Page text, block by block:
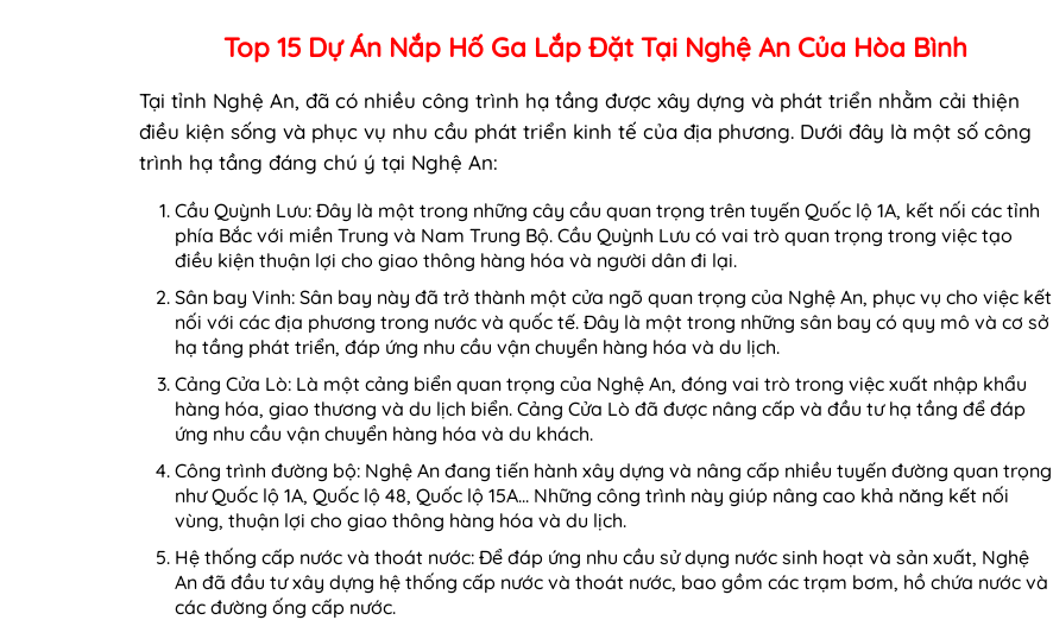
Top 15 Dự Án Nắp Hố Ga Lắp Đặt Tại Nghệ An Của Hòa Bình
Tại tỉnh Nghệ An, đã có nhiều công trình hạ tầng được xây dựng và phát triển nhằm cải thiện
điều kiện sống và phục vụ nhu cầu phát triển kinh tế của địa phương. Dưới đây là một số công
trình hạ tầng đáng chú ý tại Nghệ An:
Cầu Quỳnh Lưu: Đây là một trong những cây cầu quan trọng trên tuyến Quốc lộ 1A, kết nối các tỉnh
phía Bắc với miền Trung và Nam Trung Bộ. Cầu Quỳnh Lưu có vai trò quan trọng trong việc tạo
điều kiện thuận lợi cho giao thông hàng hóa và người dân đi lại.
Sân bay Vinh: Sân bay này đã trở thành một cửa ngõ quan trọng của Nghệ An, phục vụ cho việc kết
nối với các địa phương trong nước và quốc tế. Đây là một trong những sân bay có quy mô và cơ sở
hạ tầng phát triển, đáp ứng nhu cầu vận chuyển hàng hóa và du lịch.
Cảng Cửa Lò: Là một cảng biển quan trọng của Nghệ An, đóng vai trò trong việc xuất nhập khẩu
hàng hóa, giao thương và du lịch biển. Cảng Cửa Lò đã được nâng cấp và đầu tư hạ tầng để đáp
ứng nhu cầu vận chuyển hàng hóa và du khách.
Công trình đường bộ: Nghệ An đang tiến hành xây dựng và nâng cấp nhiều tuyến đường quan trọng
như Quốc lộ 1A, Quốc lộ 48, Quốc lộ 15A... Những công trình này giúp nâng cao khả năng kết nối
vùng, thuận lợi cho giao thông hàng hóa và du lịch.
Hệ thống cấp nước và thoát nước: Để đáp ứng nhu cầu sử dụng nước sinh hoạt và sản xuất, Nghệ
An đã đầu tư xây dựng hệ thống cấp nước và thoát nước, bao gồm các trạm bơm, hồ chứa nước và
các đường ống cấp nước.